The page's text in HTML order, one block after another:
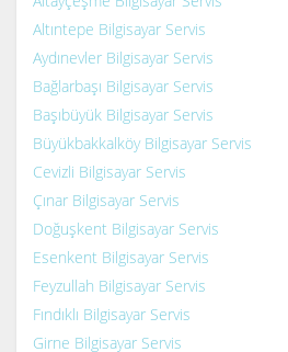
Altıntepe Bilgisayar Servis
Aydınevler Bilgisayar Servis
Bağlarbaşı Bilgisayar Servis
Başıbüyük Bilgisayar Servis
Büyükbakkalköy Bilgisayar Servis
Cevizli Bilgisayar Servis
Çınar Bilgisayar Servis
Doğuşkent Bilgisayar Servis
Esenkent Bilgisayar Servis
Feyzullah Bilgisayar Servis
Fındıklı Bilgisayar Servis
Girne Bilgisayar Servis